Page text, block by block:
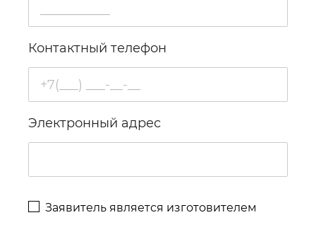
Контактный телефон
Электронный адрес
Заявитель является изготовителем